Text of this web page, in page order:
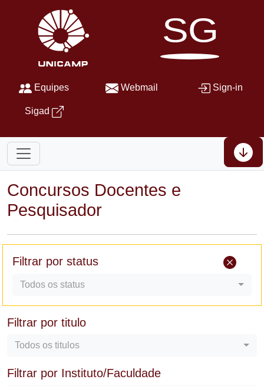
SG
Equipes Webmail Sign-in
Sigad
Concursos Docentes e
Pesquisador
Filtrar por status
Todos os status
Filtrar por titulo
Todos os titulos
Filtrar por Instituto/Faculdade